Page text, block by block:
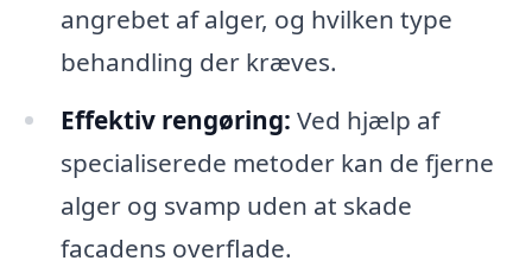
angrebet af alger, og hvilken type
behandling der kræves.
Effektiv rengøring: Ved hjælp af
specialiserede metoder kan de fjerne
alger og svamp uden at skade
facadens overflade.